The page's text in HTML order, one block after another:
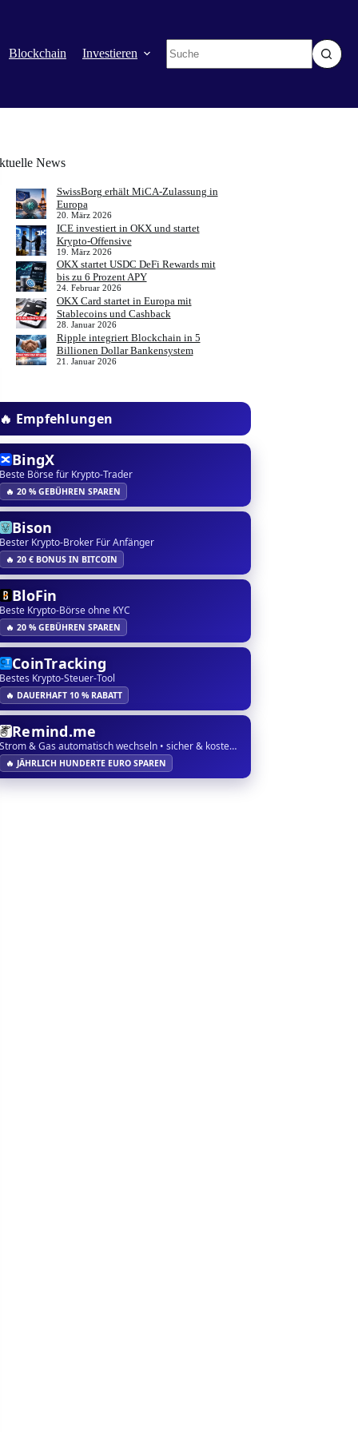
Blockchain Investieren Mehr
Ergebnisse
News
SwissBorg erhält MiCA-Zulassung in
Europa
20. März 2026
ICE investiert in OKX und startet
Krypto-Offensive
19. März 2026
OKX startet USDC DeFi Rewards mit
bis zu 6 Prozent APY
24. Februar 2026
OKX Card startet in Europa mit
Stablecoins und Cashback
28. Januar 2026
Ripple integriert Blockchain in 5
Billionen Dollar Bankensystem
21. Januar 2026
🔥 Empfehlungen
BingX
Beste Börse für Krypto-Trader
🔥 20 % GEBÜHREN SPAREN
Bison
Bester Krypto-Broker Für Anfänger
🔥 20 € BONUS IN BITCOIN
BloFin
Beste Krypto-Börse ohne KYC
🔥 20 % GEBÜHREN SPAREN
CoinTracking
Bestes Krypto-Steuer-Tool
🔥 DAUERHAFT 10 % RABATT
Remind.me
Strom & Gas automatisch wechseln • sicher & kostenlos
🔥 JÄHRLICH HUNDERTE EURO SPAREN